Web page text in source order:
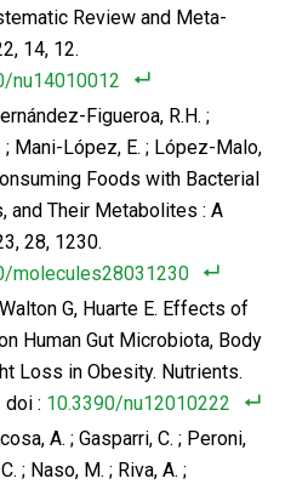
Review and Meta-
14, 12.
nu14010012
Figueroa, R.H. ;
Mani-López, E. ; López-Malo,
Foods with Bacterial
Their Metabolites : A
28, 1230.
molecules28031230
G, Huarte E. Effects of
Human Gut Microbiota, Body
Loss in Obesity. Nutrients.
doi : 10.3390/nu12010222
A. ; Gasparri, C. ; Peroni,
; Naso, M. ; Riva, A. ;